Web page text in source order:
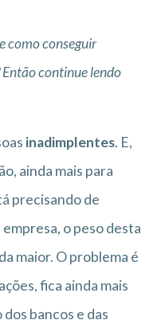
como conseguir
continue lendo
inadimplentes. E,
ainda mais para
precisando de
o peso desta
maior. O problema é
fica ainda mais
bancos e das